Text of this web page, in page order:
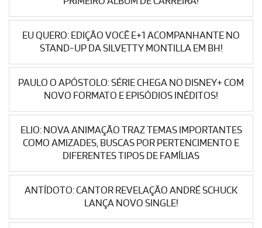
EU QUERO: EDIÇÃO VOCÊ E+1 ACOMPANHANTE NO
STAND-UP DA SILVETTY MONTILLA EM BH!
PAULO O APÓSTOLO: SÉRIE CHEGA NO DISNEY+ COM
NOVO FORMATO E EPISÓDIOS INÉDITOS!
ELIO: NOVA ANIMAÇÃO TRAZ TEMAS IMPORTANTES
COMO AMIZADES, BUSCAS POR PERTENCIMENTO E
DIFERENTES TIPOS DE FAMÍLIAS
ANTÍDOTO: CANTOR REVELAÇÃO ANDRÉ SCHUCK
LANÇA NOVO SINGLE!